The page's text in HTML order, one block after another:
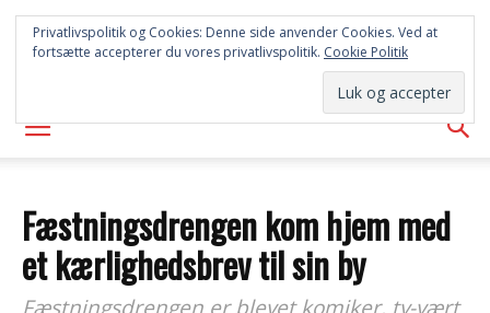
SYD
AVISEN
Fæstningsdrengen kom hjem med
et kærlighedsbrev til sin by
Privatlivspolitik og Cookies: Denne side anvender Cookies. Ved at
fortsætte accepterer du vores privatlivspolitik. Cookie Politik